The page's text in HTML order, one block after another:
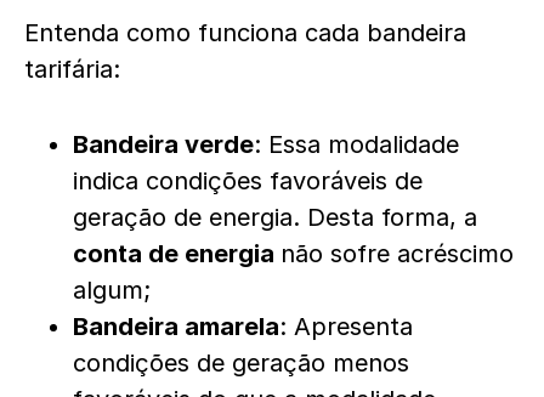
Entenda como funciona cada bandeira
tarifária:
Bandeira verde: Essa modalidade
indica condições favoráveis de
geração de energia. Desta forma, a
conta de energia não sofre acréscimo
algum;
Bandeira amarela: Apresenta
condições de geração menos